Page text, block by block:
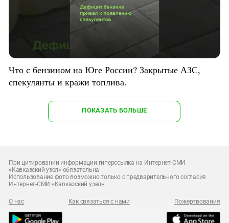
Что с бензином на Юге России? Закрытые АЗС,
спекулянты и кражи топлива.
ПОКАЗАТЬ БОЛЬШЕ
При цитировании информации гиперссылка на Интернет-СМИ
«Кавказский узел» обязательна
Использование фото возможно только с предварительного согласия
Интернет-СМИ «Кавказский узел»
О нас Как связаться с нами Пожертвования